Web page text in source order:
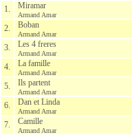
1.
Miramar
Armand Amar
2. Boban
Armand Amar
3. Les 4 freres
Armand Amar
4. La famille
Armand Amar
5. Ils partent
Armand Amar
6. Dan et Linda
Armand Amar
7. Camille
Armand Amar